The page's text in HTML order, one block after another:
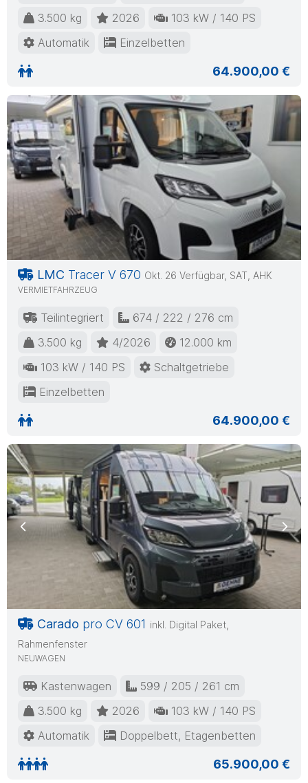
3.500 kg
2026
103 kW / 140 PS
Automatik
Einzelbetten
64.900,00 €
LMC Tracer V 670 Okt. 26 Verfügbar, SAT, AHK
VERMIETFAHRZEUG
Teilintegriert
674 / 222 / 276 cm
3.500 kg
4/2026
12.000 km
103 kW / 140 PS
Schaltgetriebe
Einzelbetten
64.900,00 €
Previous Next
Carado pro CV 601 inkl. Digital Paket,
Rahmenfenster
NEUWAGEN
Kastenwagen
599 / 205 / 261 cm
3.500 kg
2026
103 kW / 140 PS
Automatik
Doppelbett, Etagenbetten
65.900,00 €